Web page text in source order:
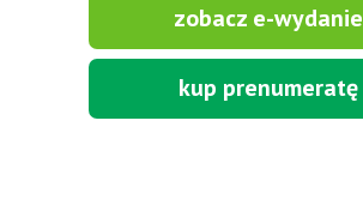
zobacz e-wydanie
kup prenumeratę